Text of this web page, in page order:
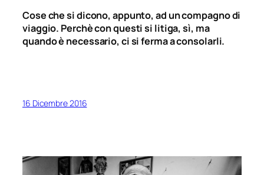
Cose che si dicono, appunto, ad un compagno di
viaggio. Perchè con questi si litiga, sì, ma
quando è necessario, ci si ferma a consolarli.
16 Dicembre 2016